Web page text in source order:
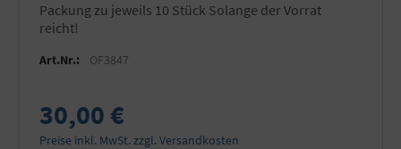
Packung zu jeweils 10 Stück Solange der Vorrat
reicht!
Art.Nr.: OF3847
30,00 €
Preise inkl. MwSt. zzgl. Versandkosten